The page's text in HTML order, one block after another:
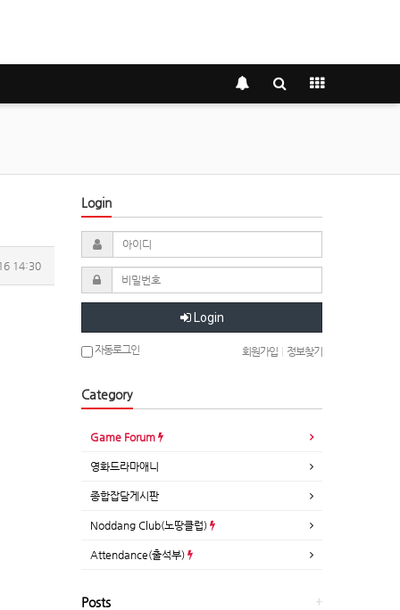
14:30
Login
Login
자동로그인 회원가입 정보찾기
Category
Game Forum
영화드라마애니
종합잡담게시판
Noddang Club(노땅클럽)
Attendance(출석부)
+
Posts